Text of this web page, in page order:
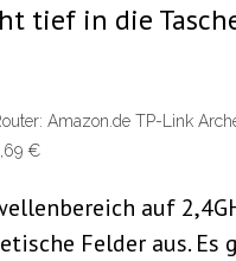
tief in die
Amazon.de TP-Link
€
auf
Felder aus.